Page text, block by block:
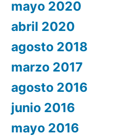
mayo 2020
abril 2020
agosto 2018
marzo 2017
agosto 2016
junio 2016
mayo 2016